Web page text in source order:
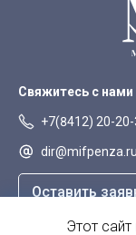
Свяжитесь с нами
+7(8412) 20-
dir@mifpenza.ru
Оставить
Этот сайт